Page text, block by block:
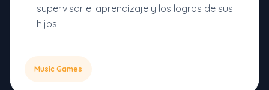
supervisar el aprendizaje y los logros de sus
hijos.
Music Games